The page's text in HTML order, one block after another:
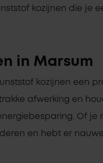
kozijnen die je
in Marsum
kozijnen een
afwerking en
Of je
en hebt er